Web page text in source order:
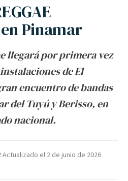
Pinamar
llegará por primera vez
de El
encuentro de bandas
del Tuyú y Berisso, en
nacional.
·Actualizado el 2 de junio de 2026·